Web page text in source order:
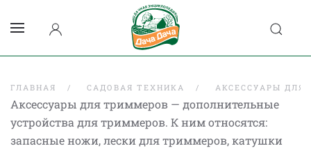
ГЛАВНАЯ САДОВАЯ ТЕХНИКА АКСЕССУАРЫ ДЛЯ
Аксессуары для триммеров — дополнительные
устройства для триммеров. К ним относятся:
запасные ножи, лески для триммеров, катушки